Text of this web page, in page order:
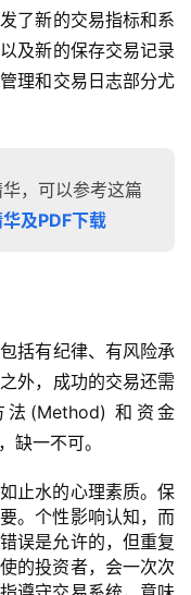
了新的交易指标和系
及新的保存交易记录
理和交易日志部分尤
，可以参考这篇
及PDF下载
括有纪律、有风险承
外，成功的交易还需
(Method) 和资金
缺一不可。
止水的心理素质。保
。个性影响认知，而
误是允许的，但重复
的投资者，会一次次